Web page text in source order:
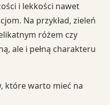
i lekkości nawet
Na przykład, zieleń
różem czy
ale i pełną charakteru
które warto mieć na